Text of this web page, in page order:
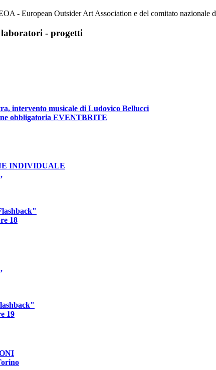
- European Outsider Art Association e del comitato nazionale
- progetti
intervento musicale di Ludovico Bellucci
obbligatoria EVENTBRITE
INDIVIDUALE
18
19